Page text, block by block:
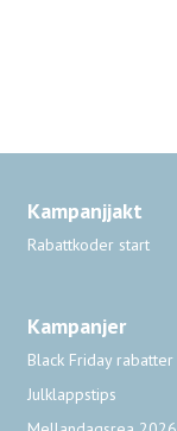
Kampanjjakt
Rabattkoder start
Kampanjer
Black Friday rabatter
Julklappstips